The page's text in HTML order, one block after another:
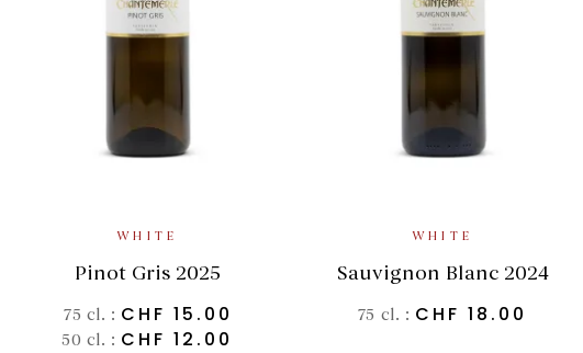
SELECT OPTIONS
WHITE
Pinot Gris 2025
75 cl. : CHF 15.00
50 cl. : CHF 12.00
ADD TO BASKET
WHITE
Sauvignon Blanc 2024
75 cl. : CHF 18.00